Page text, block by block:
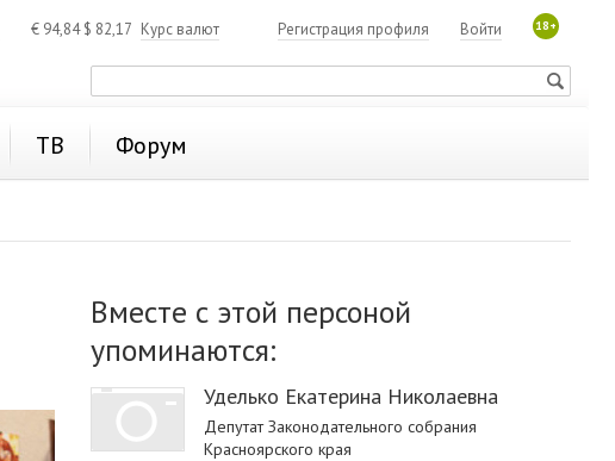
€ 94,84$ 82,17 Курс валют 18+
Войти
Регистрация профиля
ТВ Форум
Вместе с этой персоной
упоминаются:
Уделько Екатерина Николаевна
Депутат Законодательного собрания
Красноярского края